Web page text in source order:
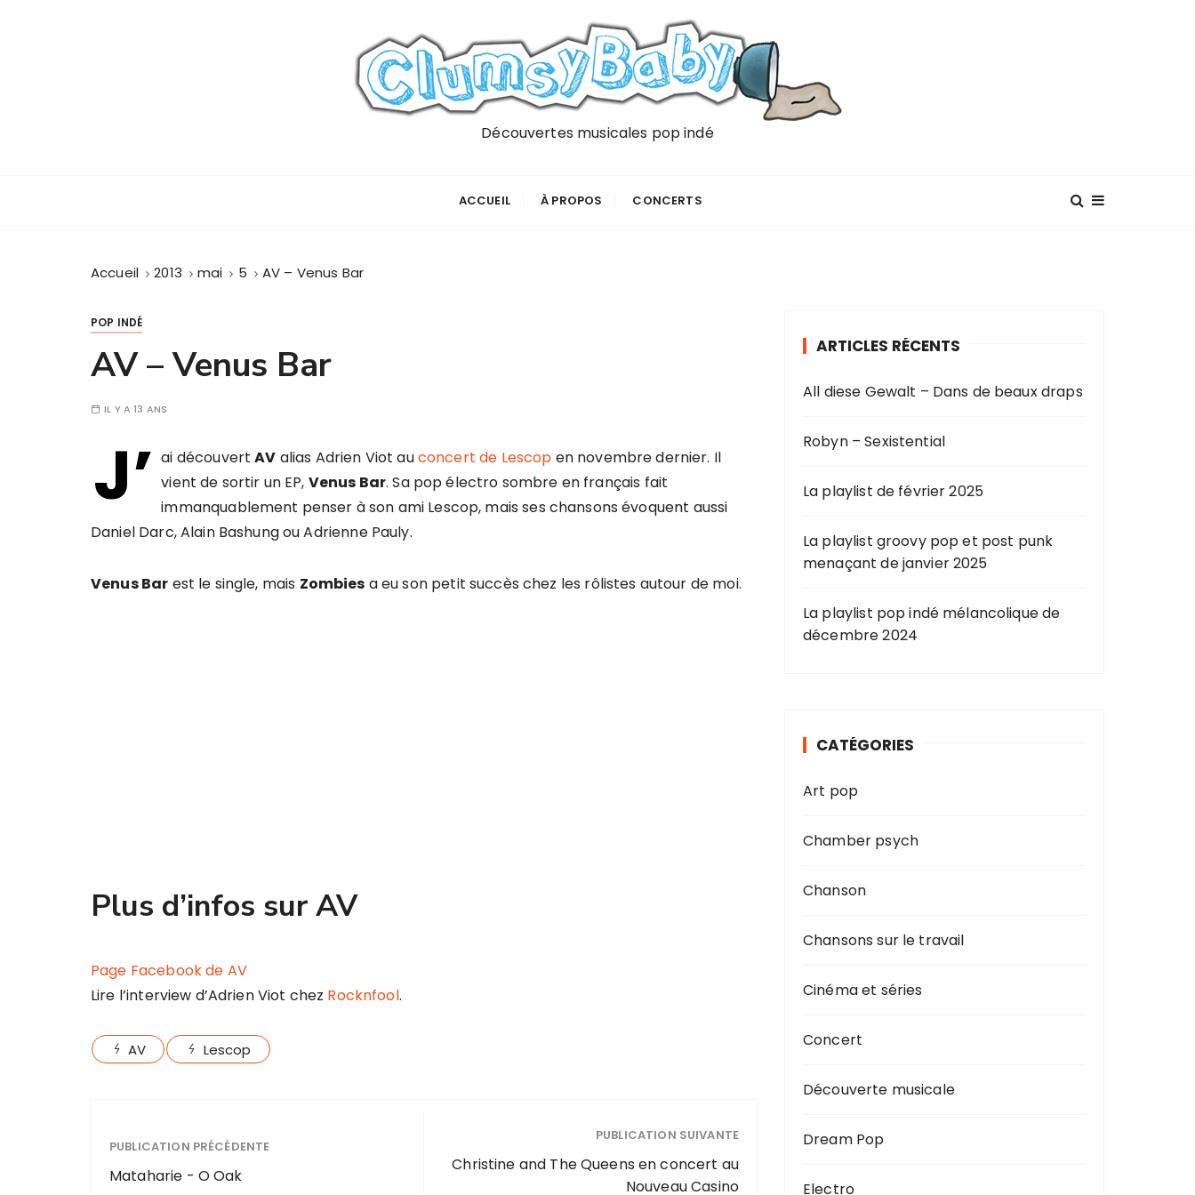
Découvertes musicales pop indé
ACCUEIL À PROPOS CONCERTS
Accueil 2013 mai 5 AV – Venus Bar
POP INDÉ
AV – Venus Bar
IL Y A 13 ANS
J’ ai découvertAV alias Adrien Viot auconcert de Lescop en novembre dernier. Il
vient de sortir un EP, Venus Bar. Sa pop électro sombre en français fait
immanquablement penser à son ami Lescop, mais ses chansons évoquent aussi
Daniel Darc, Alain Bashung ou Adrienne Pauly.
Venus Bar est le single, mais Zombies a eu son petit succès chez les rôlistes autour de moi.
Plus d’infos sur AV
Page Facebook de AV
Lire l’interview d’Adrien Viot chez Rocknfool.
AV Lescop
PUBLICATION PRÉCÉDENTE
Mataharie - O Oak
PUBLICATION SUIVANTE
Christine and The Queens en concert au
Nouveau Casino
ARTICLES RÉCENTS
All diese Gewalt – Dans de beaux draps
Robyn – Sexistential
La playlist de février 2025
La playlist groovy pop et post punk
menaçant de janvier 2025
La playlist pop indé mélancolique de
décembre 2024
CATÉGORIES
Art pop
Chamber psych
Chanson
Chansons sur le travail
Cinéma et séries
Concert
Découverte musicale
Dream Pop
Electro